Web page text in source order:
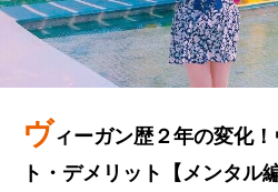
ヴィーガン歴２年の変化
ト・デメリット【メンタル編